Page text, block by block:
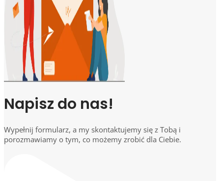
Napisz do nas!
Wypełnij formularz, a my skontaktujemy się z Tobą i
porozmawiamy o tym, co możemy zrobić dla Ciebie.